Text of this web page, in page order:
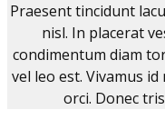
Praesent tincidunt
nisl. In placerat
condimentum diam
vel leo est. Vivamus
orci. Donec